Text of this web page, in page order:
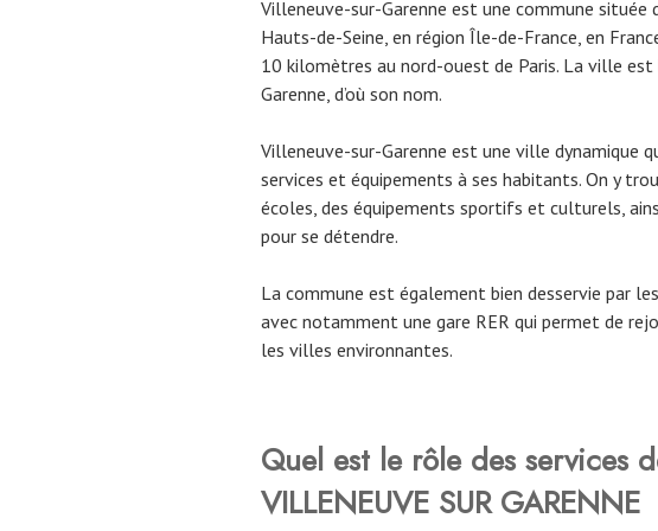
Villeneuve-sur-Garenne est une commune située
Hauts-de-Seine, en région Île-de-France, en
10 kilomètres au nord-ouest de Paris. La ville
Garenne, d’où son nom.
Villeneuve-sur-Garenne est une ville dynamique
services et équipements à ses habitants. On y
écoles, des équipements sportifs et culturels,
pour se détendre.
La commune est également bien desservie par
avec notamment une gare RER qui permet de
les villes environnantes.
Quel est le rôle des services
VILLENEUVE SUR GARENNE